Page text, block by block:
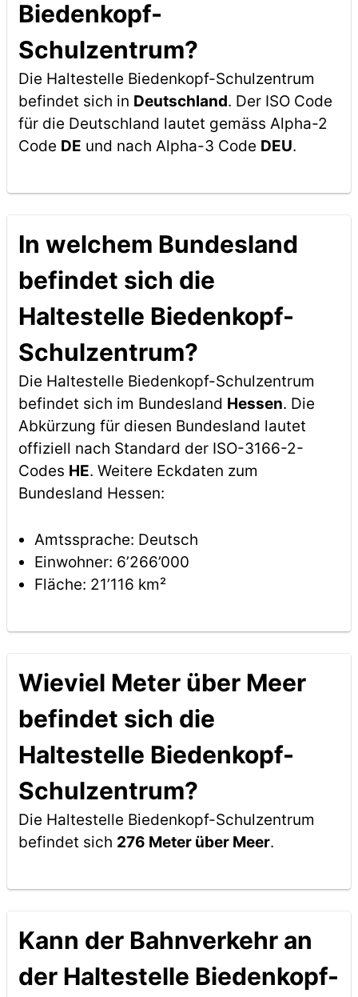
Biedenkopf-
Schulzentrum?
Die Haltestelle Biedenkopf-Schulzentrum
befindet sich in Deutschland. Der ISO Code
für die Deutschland lautet gemäss Alpha-2
Code DE und nach Alpha-3 Code DEU.
In welchem Bundesland
befindet sich die
Haltestelle Biedenkopf-
Schulzentrum?
Die Haltestelle Biedenkopf-Schulzentrum
befindet sich im Bundesland Hessen. Die
Abkürzung für diesen Bundesland lautet
offiziell nach Standard der ISO-3166-2-
Codes HE. Weitere Eckdaten zum
Bundesland Hessen:
Amtssprache: Deutsch
Einwohner: 6’266’000
Fläche: 21’116 km²
Wieviel Meter über Meer
befindet sich die
Haltestelle Biedenkopf-
Schulzentrum?
Die Haltestelle Biedenkopf-Schulzentrum
befindet sich 276 Meter über Meer.
Kann der Bahnverkehr an
der Haltestelle Biedenkopf-